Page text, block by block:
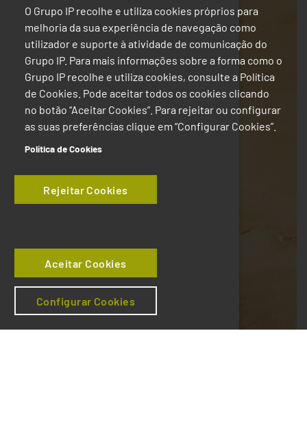
O Grupo IP recolhe e utiliza cookies próprios para
melhoria da sua experiência de navegação como
utilizador e suporte à atividade de comunicação do
Grupo IP. Para mais informações sobre a forma como o
Grupo IP recolhe e utiliza cookies, consulte a Política
de Cookies. Pode aceitar todos os cookies clicando
no botão “Aceitar Cookies”. Para rejeitar ou configurar
as suas preferências clique em “Configurar Cookies”.
Política de Cookies
Configurar Cookies
Rejeitar Cookies
Aceitar Cookies